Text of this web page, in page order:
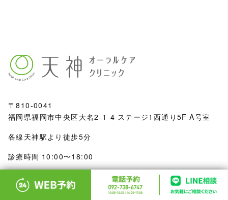
〒810-0041
福岡県福岡市中央区大名2-1-4 ステージ1西通り5F A号室
各線天神駅より徒歩5分
診療時間 10:00〜18:00